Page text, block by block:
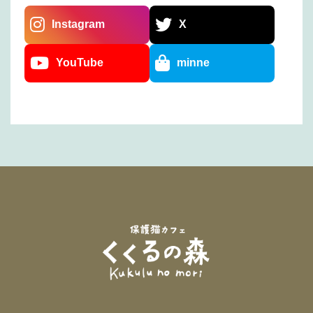
Instagram X
YouTube minne